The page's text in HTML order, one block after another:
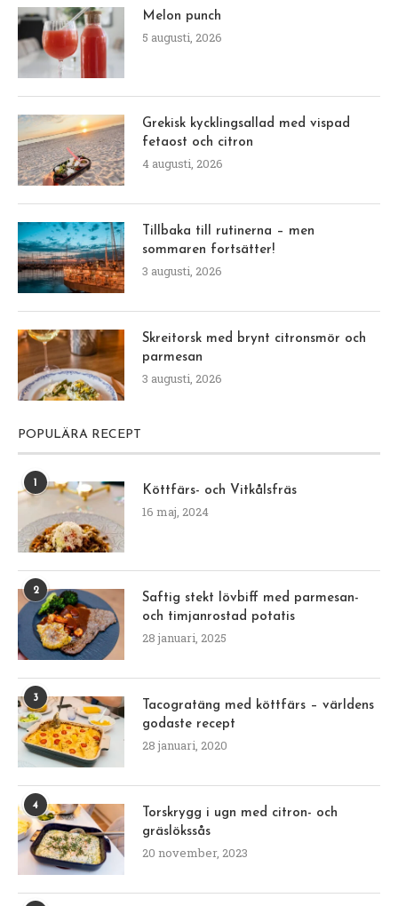
Melon punch
5 augusti, 2026
Grekisk kycklingsallad med vispad
fetaost och citron
4 augusti, 2026
Tillbaka till rutinerna – men
sommaren fortsätter!
3 augusti, 2026
Skreitorsk med brynt citronsmör och
parmesan
3 augusti, 2026
POPULÄRA RECEPT
1
Köttfärs- och Vitkålsfräs
16 maj, 2024
2
Saftig stekt lövbiff med parmesan-
och timjanrostad potatis
28 januari, 2025
3
Tacogratäng med köttfärs – världens
godaste recept
28 januari, 2020
4
Torskrygg i ugn med citron- och
gräslökssås
20 november, 2023